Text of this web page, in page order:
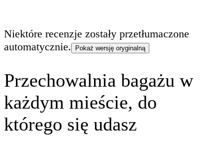
Niektóre recenzje zostały przetłumaczone
automatycznie.
Pokaż wersję oryginalną
Przechowalnia bagażu w
każdym mieście, do
którego się udasz